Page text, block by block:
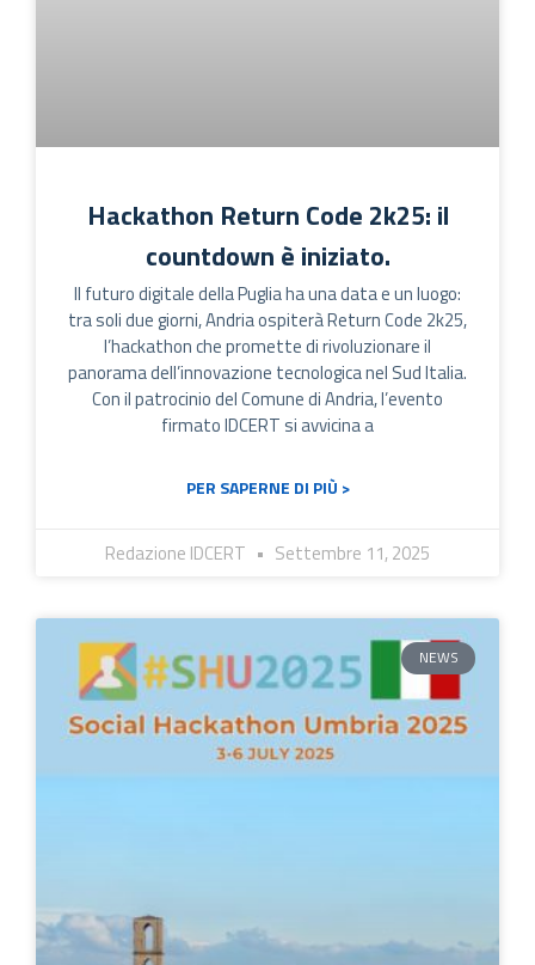
Hackathon Return Code 2k25: il
countdown è iniziato.
Il futuro digitale della Puglia ha una data e un luogo:
tra soli due giorni, Andria ospiterà Return Code 2k25,
l’hackathon che promette di rivoluzionare il
panorama dell’innovazione tecnologica nel Sud Italia.
Con il patrocinio del Comune di Andria, l’evento
firmato IDCERT si avvicina a
PER SAPERNE DI PIÙ >
Redazione IDCERT Settembre 11, 2025
NEWS